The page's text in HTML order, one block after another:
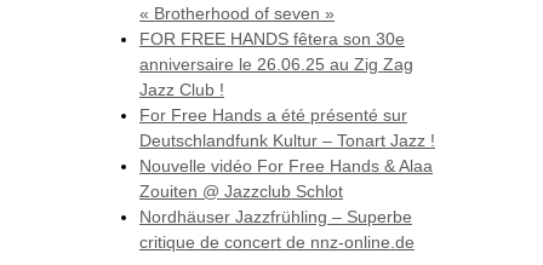
« Brotherhood of seven »
FOR FREE HANDS fêtera son 30e
anniversaire le 26.06.25 au Zig Zag
Jazz Club !
For Free Hands a été présenté sur
Deutschlandfunk Kultur – Tonart Jazz !
Nouvelle vidéo For Free Hands & Alaa
Zouiten @ Jazzclub Schlot
Nordhäuser Jazzfrühling – Superbe
critique de concert de nnz-online.de